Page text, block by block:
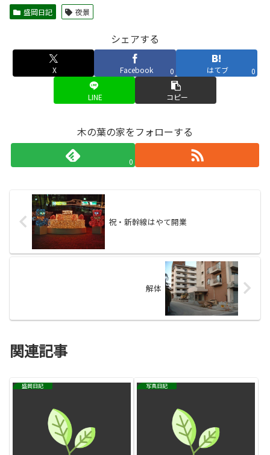
盛岡日記 夜景
シェアする
X Facebook 0 はてブ 0
LINE コピー
木の葉の家をフォローする
0
祝・新幹線はやて開業
解体
関連記事
盛岡日記 写真日記